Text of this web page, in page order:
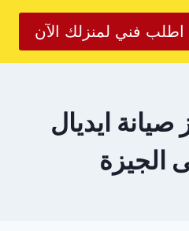
اطلب فني لمنزلك الآن
ايديال
الجيزة